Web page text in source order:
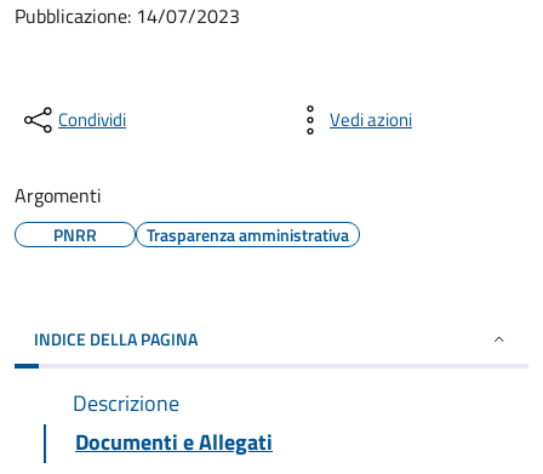
Pubblicazione: 14/07/2023
Condividi Vedi azioni
Argomenti
PNRR Trasparenza amministrativa
INDICE DELLA PAGINA
Descrizione
Documenti e Allegati